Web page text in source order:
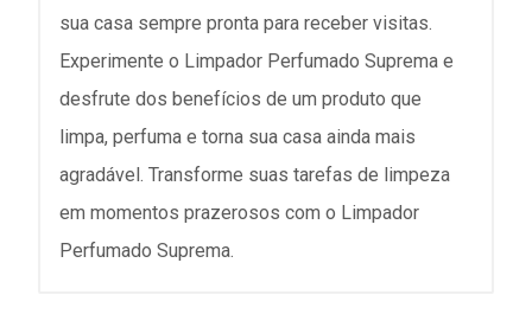
sua casa sempre pronta para receber visitas.
Experimente o Limpador Perfumado Suprema e
desfrute dos benefícios de um produto que
limpa, perfuma e torna sua casa ainda mais
agradável. Transforme suas tarefas de limpeza
em momentos prazerosos com o Limpador
Perfumado Suprema.